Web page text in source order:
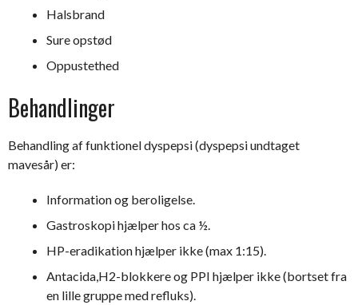
Halsbrand
Sure opstød
Oppustethed
Behandlinger
Behandling af funktionel dyspepsi (dyspepsi undtaget
mavesår) er:
Information og beroligelse.
Gastroskopi hjælper hos ca ½.
HP-eradikation hjælper ikke (max 1:15).
Antacida,H2-blokkere og PPI hjælper ikke (bortset fra
en lille gruppe med refluks).